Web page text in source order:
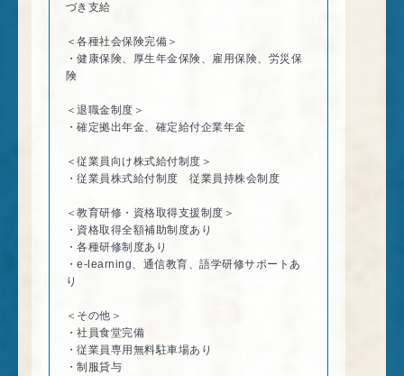
づき支給
＜各種社会保険完備＞
・健康保険、厚生年金保険、雇用保険、労災保
険
＜退職金制度＞
・確定拠出年金、確定給付企業年金
＜従業員向け株式給付制度＞
・従業員株式給付制度 従業員持株会制度
＜教育研修・資格取得支援制度＞
・資格取得全額補助制度あり
・各種研修制度あり
・e-learning、通信教育、語学研修サポートあ
り
＜その他＞
・社員食堂完備
・従業員専用無料駐車場あり
・制服貸与